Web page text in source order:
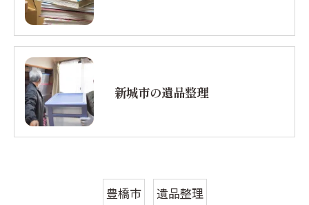
新城市の遺品整理
豊橋市 遺品整理